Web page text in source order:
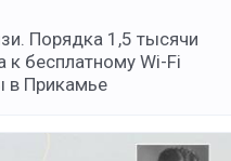
Порядка 1,5 тысячи
к бесплатному Wi-Fi
в Прикамье